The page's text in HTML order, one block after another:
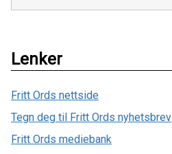
Lenker
Fritt Ords nettside
Tegn deg til Fritt Ords nyhetsbrev
Fritt Ords mediebank